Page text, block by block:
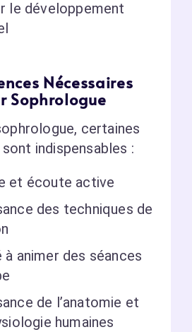
le développement
Nécessaires
Sophrologue
certaines
indispensables :
et écoute active
des techniques de
à animer des séances
de l’anatomie et
humaines